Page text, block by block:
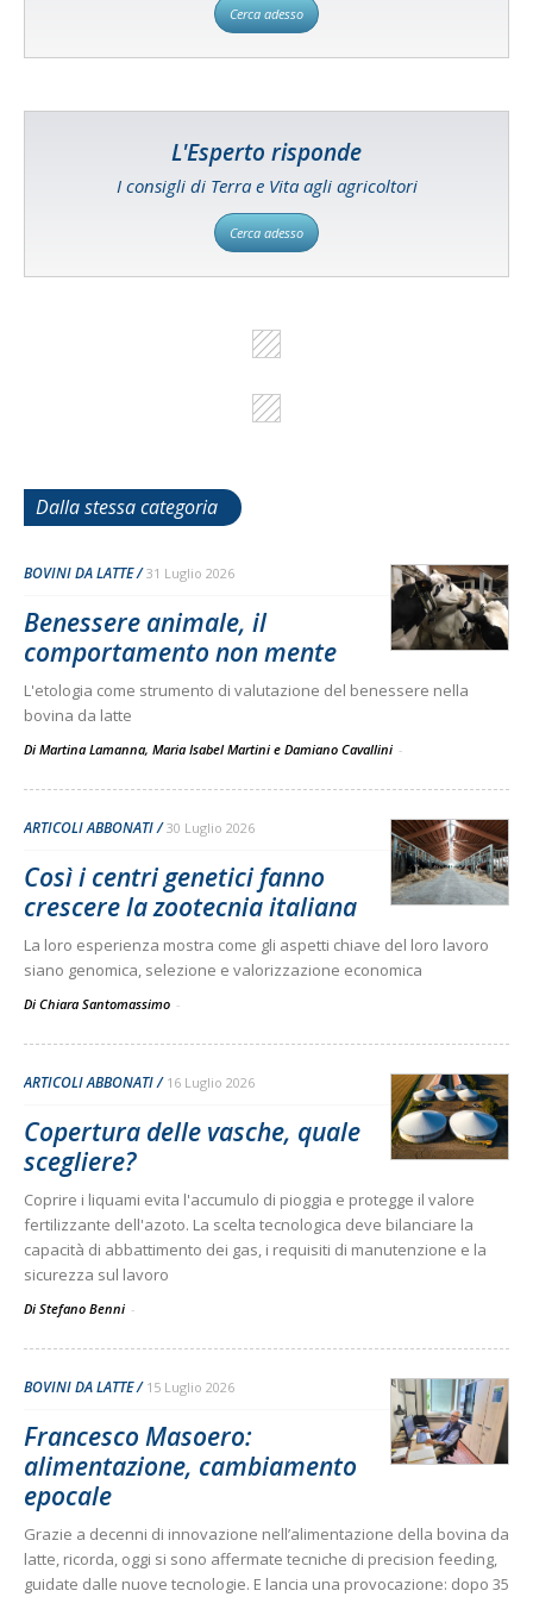
Cerca adesso
L'Esperto risponde
I consigli di Terra e Vita agli agricoltori
Cerca adesso
Dalla stessa categoria
BOVINI DA LATTE 31 Luglio 2026
Benessere animale, il
comportamento non mente
L'etologia come strumento di valutazione del benessere nella
bovina da latte
Di Martina Lamanna, Maria Isabel Martini e Damiano Cavallini -
ARTICOLI ABBONATI 30 Luglio 2026
Così i centri genetici fanno
crescere la zootecnia italiana
La loro esperienza mostra come gli aspetti chiave del loro lavoro
siano genomica, selezione e valorizzazione economica
Di Chiara Santomassimo -
ARTICOLI ABBONATI 16 Luglio 2026
Copertura delle vasche, quale
scegliere?
Coprire i liquami evita l'accumulo di pioggia e protegge il valore
fertilizzante dell'azoto. La scelta tecnologica deve bilanciare la
capacità di abbattimento dei gas, i requisiti di manutenzione e la
sicurezza sul lavoro
Di Stefano Benni -
BOVINI DA LATTE 15 Luglio 2026
Francesco Masoero:
alimentazione, cambiamento
epocale
Grazie a decenni di innovazione nell’alimentazione della bovina da
latte, ricorda, oggi si sono affermate tecniche di precision feeding,
guidate dalle nuove tecnologie. E lancia una provocazione: dopo 35